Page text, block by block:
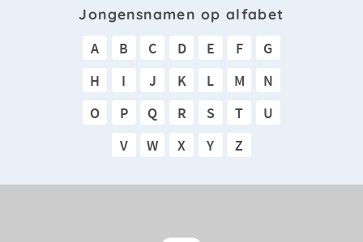
Jongensnamen op alfabet
A B C D E F
G
H
I J K L M
N
O
P Q R S T
U
V
W X Y Z